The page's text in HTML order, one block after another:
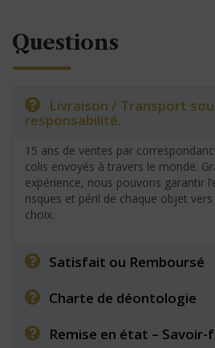
Questions
Livraison / Transport
responsabilité.
15 ans de ventes par
colis envoyés à travers le monde.
expérience, nous pouvons garantir
risques et péril de chaque objet
choix.
Satisfait ou Remboursé
Charte de déontologie
Remise en état – Savoir-